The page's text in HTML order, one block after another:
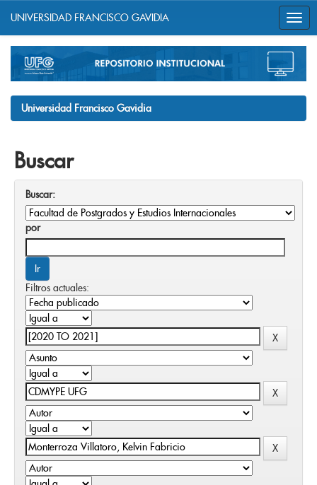
navigation
UNIVERSIDAD FRANCISCO GAVIDIA
Universidad Francisco Gavidia
Buscar
Buscar:
por
Filtros actuales: